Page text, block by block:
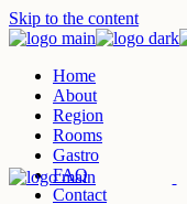
Skip to the content
Home
About
Region
Rooms
Gastro
FAQ
Contact